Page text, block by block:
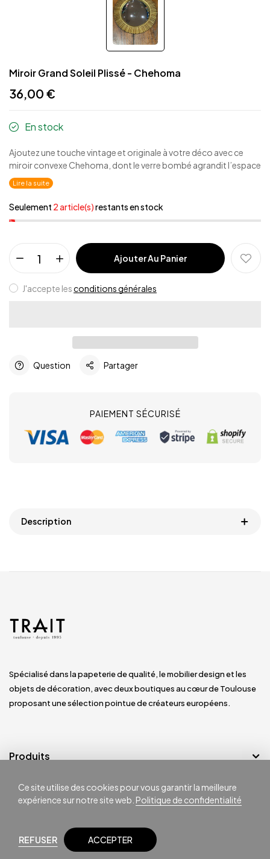
Miroir Grand Soleil Plissé - Chehoma
36,00 €
En stock
Ajoutez une touche vintage et originale à votre déco avec ce
miroir convexe Chehoma, dont le verre bombé agrandit l’espace
et apporte un effet visuel unique.
Lire la suite
Seulement 2 article(s)restants en stock
Ajouter Au Panier
J'accepte lesconditions générales
Question Partager
PAIEMENT SÉCURISÉ
Description
Spécialisé dans la papeterie de qualité, le mobilier design et les
objets de décoration, avec deux boutiques au cœur de Toulouse
proposant une sélection pointue de créateurs européens.
Produits
Notre société
© Magasins TRAIT Toulouse -Site réalisé par
Ce site utilise des cookies pour vous garantir la meilleure
expérience sur notre site web. Politique de confidentialité
REFUSER ACCEPTER